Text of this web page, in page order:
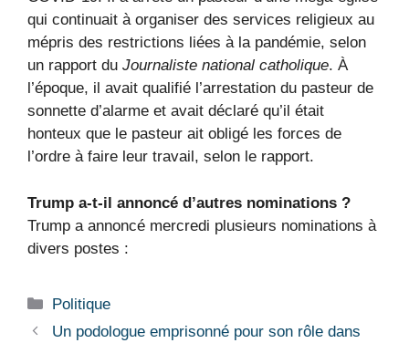
qui continuait à organiser des services religieux au
mépris des restrictions liées à la pandémie, selon
un rapport du Journaliste national catholique. À
l’époque, il avait qualifié l’arrestation du pasteur de
sonnette d’alarme et avait déclaré qu’il était
honteux que le pasteur ait obligé les forces de
l’ordre à faire leur travail, selon le rapport.
Trump a-t-il annoncé d’autres nominations ?
Trump a annoncé mercredi plusieurs nominations à
divers postes :
Catégories
Politique
Un podologue emprisonné pour son rôle dans